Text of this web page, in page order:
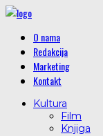
O nama
Redakcija
Marketing
Kontakt
Kultura
Film
Knjiga